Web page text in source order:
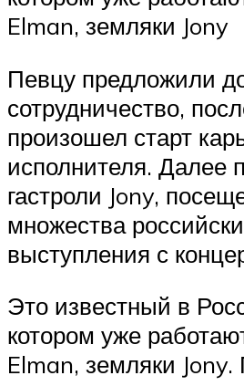
Elman, земляки Jony
Певцу предложили
сотрудничество,
произошел старт
исполнителя. Далее
гастроли Jony,
множества
выступления с
Это известный в
котором уже
Elman, земляки